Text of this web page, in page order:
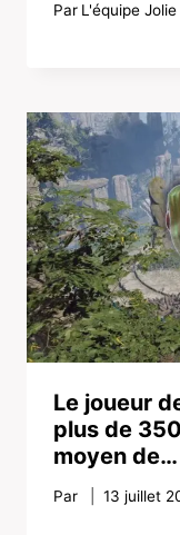
Par L'équipe
Le joueur
plus de
moyen de…
Par 13 juillet